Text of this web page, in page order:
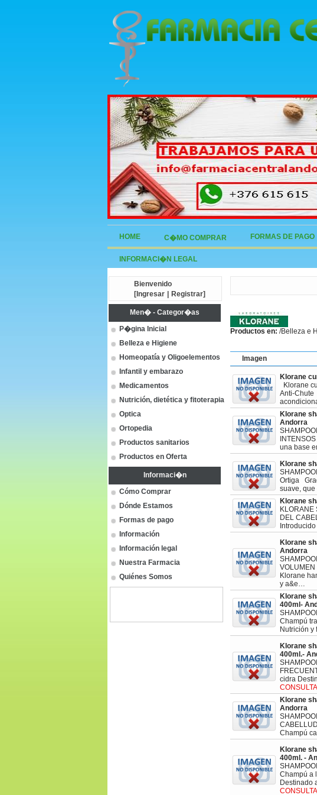
HOME C�MO COMPRAR FORMAS DE PAGO
INFORMACI�N LEGAL
Bienvenido
[ Ingresar Registrar]
Men� - Categor�as
P�gina Inicial
Belleza e Higiene
Homeopatía y Oligoelementos
Infantil y embarazo
Medicamentos
Nutrición, dietética y fitoterapia
Optica
Ortopedia
Productos sanitarios
Productos en Oferta
Informaci�n
Cómo Comprar
Dónde Estamos
Formas de pago
Información
Información legal
Nuestra Farmacia
Quiénes Somos
Productos en: /Belleza e
Imagen
Klorane
Klorane
Anti-Chute
Klorane
Andorra
una base
Klorane
Ortiga
suave,
Klorane
KLORANE
DEL
Klorane
Andorra
VOLUMEN
Klorane
y a&e…
Klorane
400ml-
Champú
Nutrición
Klorane
400ml.-
cidra
Klorane
Andorra
Champú
Klorane
400ml. -
Champú a
Destinado